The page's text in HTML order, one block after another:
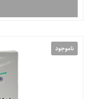
ناموجود